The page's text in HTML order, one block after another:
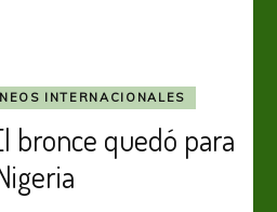
INTERNACIONALES
bronce quedó para